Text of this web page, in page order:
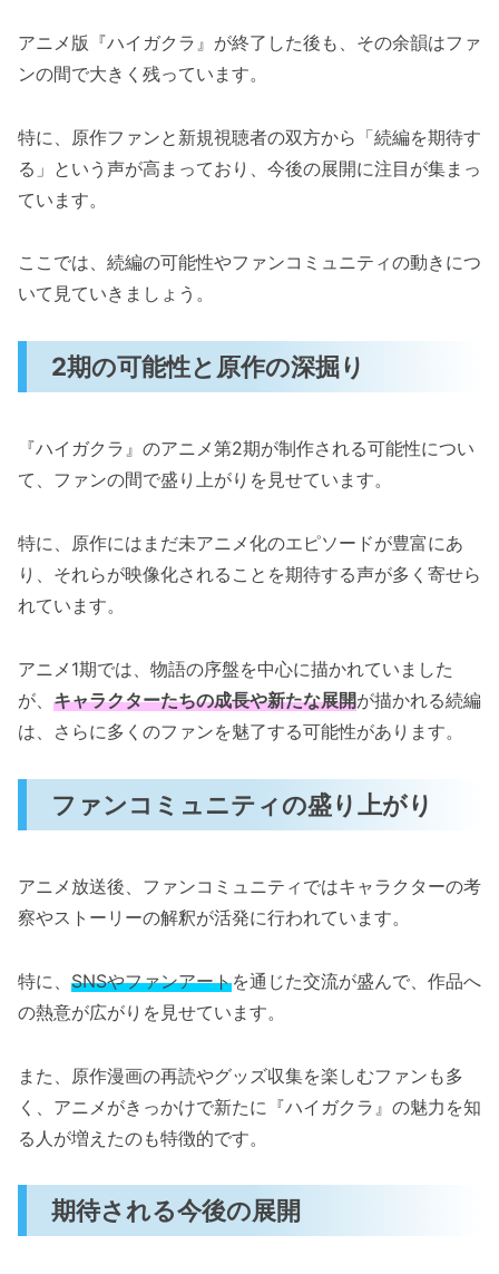
アニメ版『ハイガクラ』が終了した後も、その余韻はファ
ンの間で大きく残っています。
特に、原作ファンと新規視聴者の双方から「続編を期待す
る」という声が高まっており、今後の展開に注目が集まっ
ています。
ここでは、続編の可能性やファンコミュニティの動きにつ
いて見ていきましょう。
2期の可能性と原作の深掘り
『ハイガクラ』のアニメ第2期が制作される可能性につい
て、ファンの間で盛り上がりを見せています。
特に、原作にはまだ未アニメ化のエピソードが豊富にあ
り、それらが映像化されることを期待する声が多く寄せら
れています。
アニメ1期では、物語の序盤を中心に描かれていました
が、 キャラクターたちの成長や新たな展開が描かれる続編
は、さらに多くのファンを魅了する可能性があります。
ファンコミュニティの盛り上がり
アニメ放送後、ファンコミュニティではキャラクターの考
察やストーリーの解釈が活発に行われています。
特に、 SNSやファンアートを通じた交流が盛んで、作品へ
の熱意が広がりを見せています。
また、原作漫画の再読やグッズ収集を楽しむファンも多
く、アニメがきっかけで新たに『ハイガクラ』の魅力を知
る人が増えたのも特徴的です。
期待される今後の展開